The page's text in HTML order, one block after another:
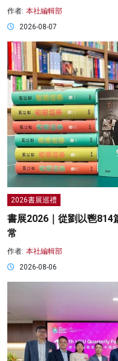
作者: 本社編輯部
2026-08-07
2026書展巡禮
書展2026｜從劉以鬯814
常
作者: 本社編輯部
2026-08-06